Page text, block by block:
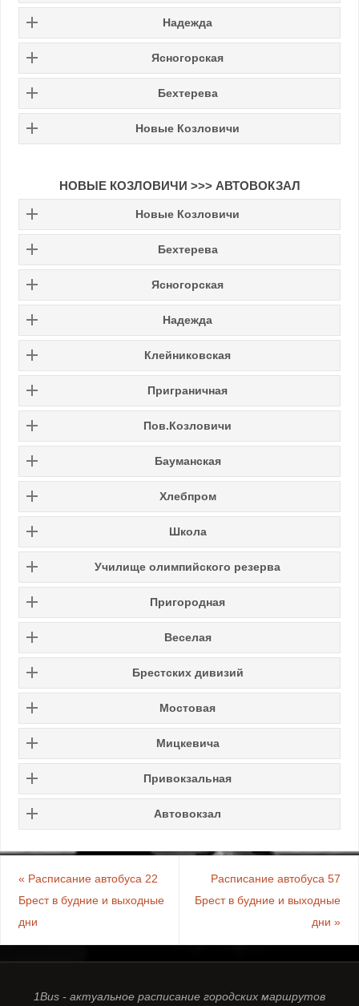
Надежда
Ясногорская
Бехтерева
Новые Козловичи
НОВЫЕ КОЗЛОВИЧИ >>> АВТОВОКЗАЛ
Новые Козловичи
Бехтерева
Ясногорская
Надежда
Клейниковская
Приграничная
Пов.Козловичи
Бауманская
Хлебпром
Школа
Училище олимпийского резерва
Пригородная
Веселая
Брестских дивизий
Мостовая
Мицкевича
Привокзальная
Автовокзал
« Расписание автобуса 22
Брест в будние и выходные
дни
Расписание автобуса 57
Брест в будние и выходные
дни»
1Bus - актуальное расписание городских маршрутов